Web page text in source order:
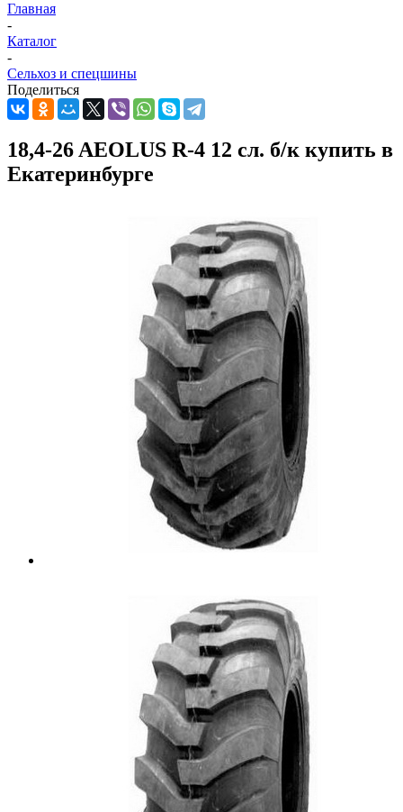
Главная
-
Каталог
-
Сельхоз и спецшины
Поделиться
18,4-26 AEOLUS R-4 12 сл. б/к купить в
Екатеринбурге